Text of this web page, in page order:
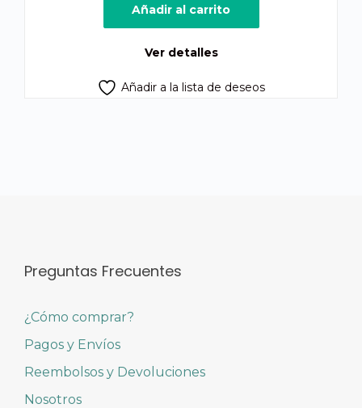
original
era:
es:
Añadir al carrito
Ver detalles
Añadir a la lista de deseos
Preguntas Frecuentes
¿Cómo comprar?
Pagos y Envíos
Reembolsos y Devoluciones
Nosotros